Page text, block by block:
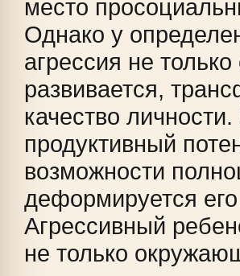
место
Однако у
агрессия не
развивается,
качество
продуктивный
возможности
деформируется
Агрессивный
не только